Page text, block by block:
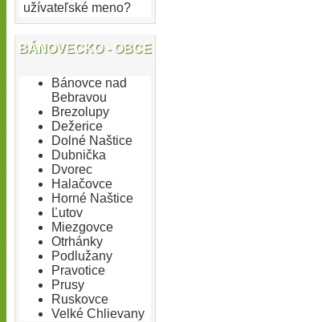
užívateľské meno?
BÁNOVECKO - OBCE
Bánovce nad
Bebravou
Brezolupy
Dežerice
Dolné Naštice
Dubnička
Dvorec
Halačovce
Horné Naštice
Ľutov
Miezgovce
Otrhánky
Podlužany
Pravotice
Prusy
Ruskovce
Velké Chlievany